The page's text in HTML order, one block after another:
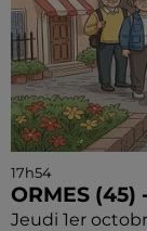
17h54
ORMES (45)
Jeudi 1er